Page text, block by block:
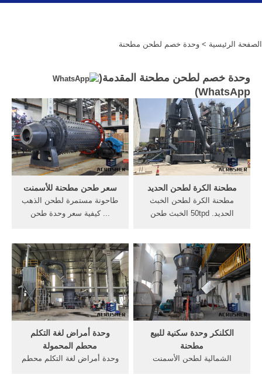
الصفحة الرئيسية > وحدة خصم لطحن مطحنة
وحدة خصم لطحن مطحنة المقدمة(
WhatsApp
)
سعر طحن مطحنة للأسمنت
طاحونة مستمرة لطحن الذهب
... كيفية سعر وحدة طحن
صيانتها ،مع تكلفة منخفضة
كيفية طحن . من سعر مطحنة .
300 طن تكلفة وحدة طحن
مصنع للاسمنت . . الإسمنت
بطاقة
مطحنة الكرة لطحن الحديد
مطحنة الكرة لطحن الخبث
الحديد. 50tpd الخبث طحن
الخبث، طاحونة خبث، مطحنة,,
الخبث على,خبث الحديد
منالخبث,, اقرأ أكثر >>, مطحنة
الكرة لطحن الاسمنت سعر
البيع في جنوب أفريقيا .
وحدة أمراض لغة التكلم
محطم المحمولة
وحدة أمراض لغة التكلم محطم
الكلنكر وحدة سكنية للبيع
مطحنة
الشمالية لطحن الأسمنت